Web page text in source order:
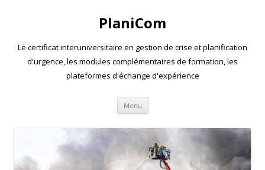
PlaniCom
Le certificat interuniversitaire en gestion de crise et planification
d'urgence, les modules complémentaires de formation, les
plateformes d'échange d'expérience
Menu Aller
contenu